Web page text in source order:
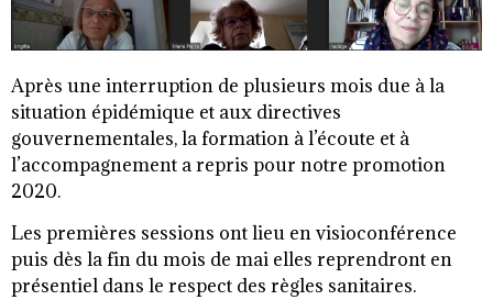
Après une interruption de plusieurs mois due à la
situation épidémique et aux directives
gouvernementales, la formation à l’écoute et à
l’accompagnement a repris pour notre promotion
2020.
Les premières sessions ont lieu en visioconférence
puis dès la fin du mois de mai elles reprendront en
présentiel dans le respect des règles sanitaires.